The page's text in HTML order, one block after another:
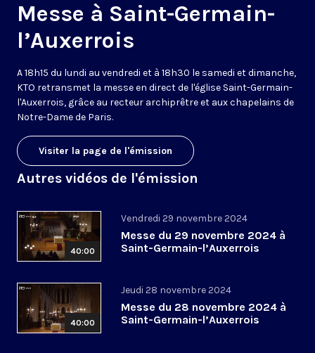
Messe à Saint-Germain-
l’Auxerrois
A 18h15 du lundi au vendredi et à 18h30 le samedi et dimanche,
KTO retransmet la messe en direct de l'église Saint-Germain-
l'Auxerrois, grâce au recteur archiprêtre et aux chapelains de
Notre-Dame de Paris.
Visiter la page de l'émission
Autres vidéos de l'émission
40:00
Vendredi 29 novembre 2024
Messe du 29 novembre 2024 à
Saint-Germain-l’Auxerrois
40:00
Jeudi 28 novembre 2024
Messe du 28 novembre 2024 à
Saint-Germain-l’Auxerrois